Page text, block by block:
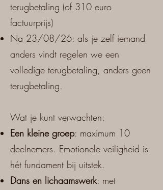
terugbetaling (of 310 euro
factuurprijs)
Na 23/08/26: als je zelf iemand
anders vindt regelen we een
volledige terugbetaling, anders geen
terugbetaling.
Wat je kunt verwachten:
Een kleine groep: maximum 10
deelnemers. Emotionele veiligheid is
hét fundament bij uitstek.
Dans en lichaamswerk: met